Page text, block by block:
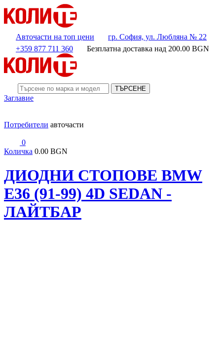
Авточасти на топ цени
гр. София, ул. Любляна № 22
+359 877 711 360
Безплатна доставка над 200.00 BGN
ТЪРСЕНЕ
Заглавие
Потребители авточасти
0
Количка 0.00 BGN
ДИОДНИ СТОПОВЕ BMW
E36 (91-99) 4D SEDAN -
ЛАЙТБАР